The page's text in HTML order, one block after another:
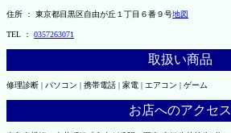
住所 ： 東京都目黒区自由が丘１丁目６番９号地図
TEL ： 0357263071
取扱い商品
修理診断 | パソコン | 携帯電話 | 家電 | エアコン | ゲーム
お店へのアクセス